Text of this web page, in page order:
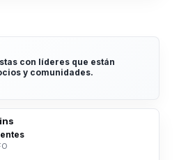
con líderes que están
y comunidades.